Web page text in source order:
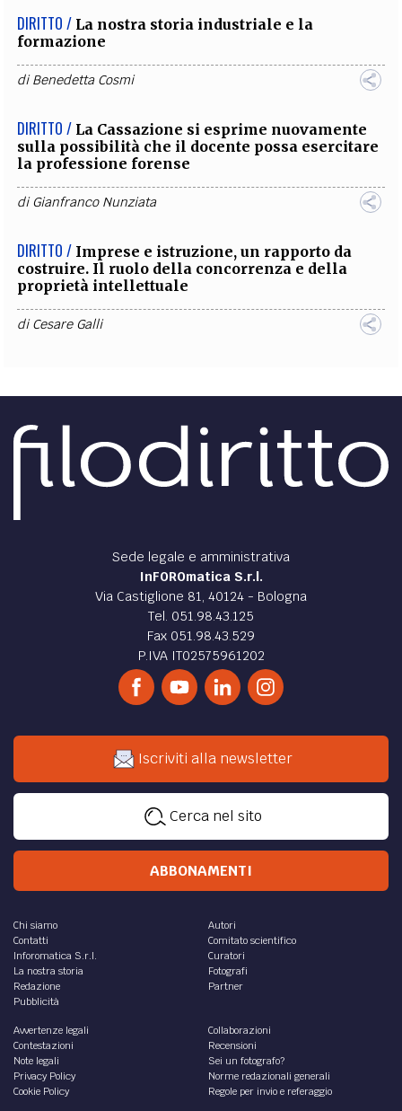
DIRITTO / La nostra storia industriale e la
formazione
diBenedetta Cosmi
DIRITTO / La Cassazione si esprime nuovamente
sulla possibilità che il docente possa esercitare
la professione forense
diGianfranco Nunziata
DIRITTO / Imprese e istruzione, un rapporto da
costruire. Il ruolo della concorrenza e della
proprietà intellettuale
diCesare Galli
Sede legale e amministrativa
InFOROmatica S.r.l.
Via Castiglione 81, 40124 - Bologna
Tel. 051.98.43.125
Fax 051.98.43.529
P.IVA IT02575961202
Iscriviti alla newsletter
Cerca nel sito
ABBONAMENTI
Chi siamo
Contatti
Inforomatica S.r.l.
La nostra storia
Redazione
Pubblicità
Autori
Comitato scientifico
Curatori
Fotografi
Partner
Avvertenze legali
Contestazioni
Note legali
Privacy Policy
Cookie Policy
Collaborazioni
Recensioni
Sei un fotografo?
Norme redazionali generali
Regole per invio e referaggio